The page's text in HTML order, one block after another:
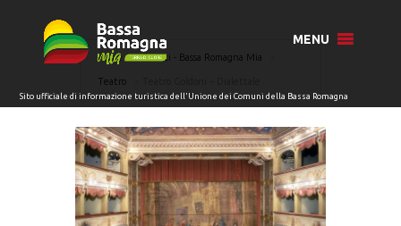
MENU
Home Eventi - Bassa Romagna Mia
Teatro